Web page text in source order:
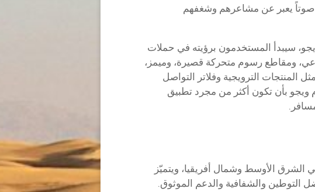
يعبر عن مشاعرهم وشغفهم
سيبدأ المستخدمون برؤيته في حملات
ومقاطع رسوم متحركة قصيرة، وميمز،
الترويجية وفلاتر التواصل
ويجو بأن تكون أكثر من مجرد تطبيق
الأوسط وشمال أفريقيا، ويتميّز
التوطين والشفافية والدعم الموثوق.